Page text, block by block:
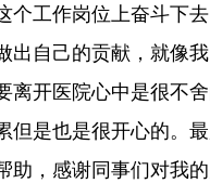
个工作岗位上奋斗下
出自己的贡献，就像
离开医院心中是很不
但是也是很开心的。
助，感谢同事们对我